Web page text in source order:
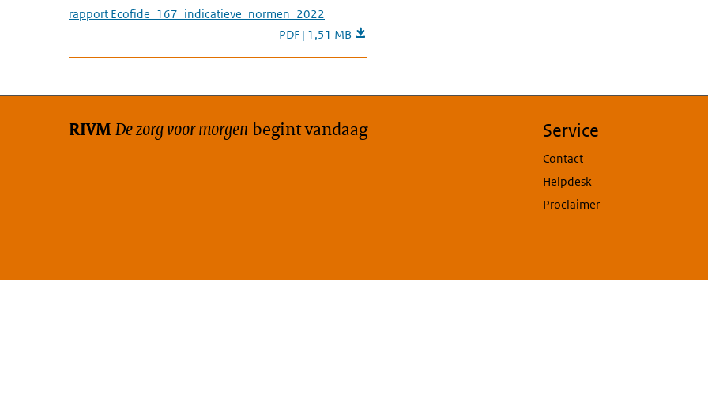
rapport Ecofide_167_indicatieve_normen_2022
PDF | 1,51 MB
RIVMDe zorg voor morgen begint vandaag Service
Contact
Helpdesk
Proclaimer